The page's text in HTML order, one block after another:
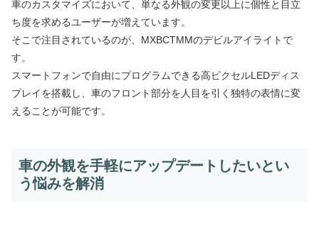
車のカスタマイズにおいて、単なる外観の変更以上に個性と目立
ち度を求めるユーザーが増えています。
そこで注目されているのが、MXBCTMMのデビルアイライトで
す。
スマートフォンで自由にプログラムできる高ピクセルLEDディス
プレイを搭載し、車のフロント部分を人目を引く独特の表情に変
えることが可能です。
車の外観を手軽にアップデートしたいとい
う悩みを解消